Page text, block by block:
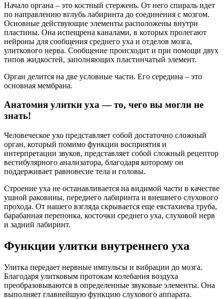
Начало органа – это костный стержень. От него спираль идет
по направлению вглубь лабиринта до соединения с мозгом.
Основные действующие элементы расположены внутри
пластины. Она испещрена каналами, в которых пролегают
нейроны для сообщения среднего уха и отделов мозга,
улиткового нерва. Сообщение происходит и при помощи двух
типов жидкостей, заполняющих пластинчатый элемент.
Орган делится на две условные части. Его середина – это
основная мембрана.
Анатомия улитки уха — то, чего вы могли не
знать!
Человеческое ухо представляет собой достаточно сложный
орган, который помимо функции восприятия и
интерпретации звуков, представляет собой сложный рецептор
вестибулярного анализатора, благодаря которому он
поддерживает равновесие тела и головы.
Строение уха не останавливается на видимой части в качестве
ушной раковины, переднего лабиринта и внешнего слухового
прохода. От нашего взгляда скрывается еще евстахиева труба,
барабанная перепонка, косточки среднего уха, слуховой нерв
и задний лабиринт.
Функции улитки внутреннего уха
Улитка передает нервные импульсы и вибрации до мозга.
Благодаря улитковым протокам колебания воздуха
преобразовываются в определенные звуковые элементы. Она
выполняет главнейшую функцию слухового аппарата.